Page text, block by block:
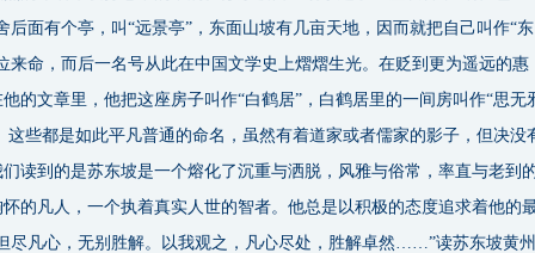
后面有个亭，叫“远景亭”，东面山坡有几亩天地，因而就把自己叫作“东
来命，而后一名号从此在中国文学史上熠熠生光。在贬到更为遥远的惠
的文章里，他把这座房子叫作“白鹤居”，白鹤居里的一间房叫作“思无
这些都是如此平凡普通的命名，虽然有着道家或者儒家的影子，但决没
读到的是苏东坡是一个熔化了沉重与洒脱，风雅与俗常，率直与老到
的凡人，一个执着真实人世的智者。他总是以积极的态度追求着他的
尽凡心，无别胜解。以我观之，凡心尽处，胜解卓然……”读苏东坡黄州